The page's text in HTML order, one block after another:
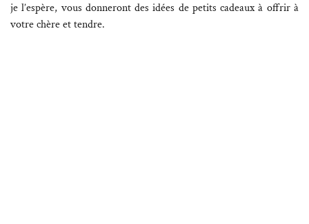
je l’espère, vous donneront des idées de petits cadeaux à offrir à
votre chère et tendre.